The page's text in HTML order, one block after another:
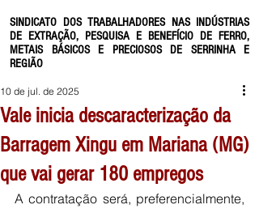
SINDICATO DOS TRABALHADORES NAS INDÚSTRIAS
DE EXTRAÇÃO, PESQUISA E BENEFÍCIO DE FERRO,
METAIS BÁSICOS E PRECIOSOS DE SERRINHA E
REGIÃO
Vale inicia descaracterização da
Barragem Xingu em Mariana (MG)
que vai gerar 180 empregos
10 de jul. de 2025
A contratação será, preferencialmente,